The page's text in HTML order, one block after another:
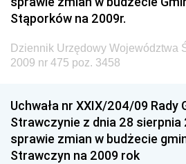
Dziennik Urzędowy Ministra
Dziennik Urzędowy Ministra
Dziennik Urzędowy Ministra
Dziennik Urzędowy Ministra
Dziennik Urzędowy Ministra do
Stąporków na 2009r.
Dziennik Urzędowy Województwa
2009 nr 475 poz. 3458
Uchwała nr XXIX/204/09 Rady
Strawczynie z dnia 28 sierpnia
sprawie zmian w budżecie
Strawczyn na 2009 rok